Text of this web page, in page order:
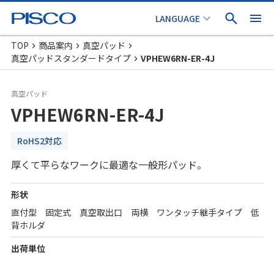
TOP 商品案内
真空パッド
真空パッドスタンダードタイプ
VPHEW6RN-ER-4J
真空パッド
VPHEW6RN-ER-4J
RoHS2対応
厚くて平らなワークに最適な一般形パッド。
形状
直付型 固定式 真空取出口 両横 ワンタッチ継手タイプ 低
背ホルダ
出荷単位